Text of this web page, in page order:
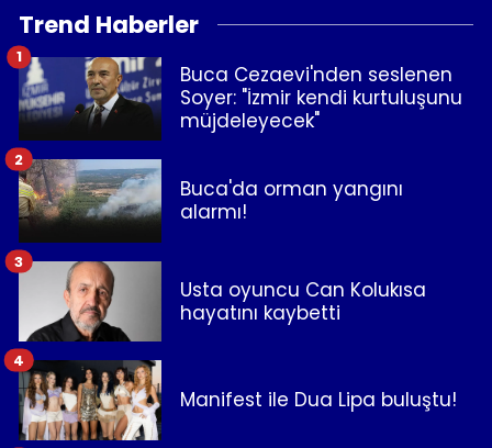
Trend Haberler
Buca Cezaevi'nden seslenen
Soyer: "İzmir kendi kurtuluşunu
müjdeleyecek"
1
Buca'da orman yangını
alarmı!
2
Usta oyuncu Can Kolukısa
hayatını kaybetti
3
Manifest ile Dua Lipa buluştu!
4